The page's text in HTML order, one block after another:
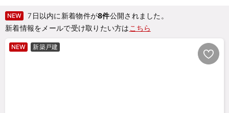
NEW 7日以内に新着物件が8件公開されました。
新着情報をメールで受け取りたい方は こちら
NEW 新築戸建